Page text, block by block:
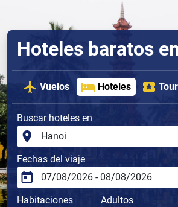
Hoteles baratos
Vuelos Hoteles
Buscar hoteles en
Fechas del viaje
Habitaciones Adultos